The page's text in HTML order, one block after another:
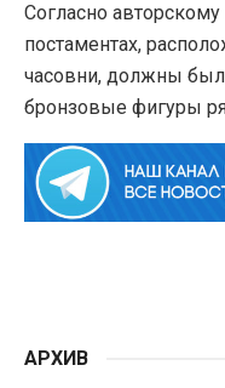
Согласно
постаментах,
часовни, должны
бронзовые фигуры
АРХИВ